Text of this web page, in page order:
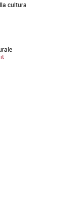
cultura